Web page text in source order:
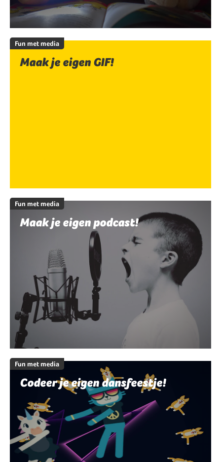
Fun met media
Maak je eigen GIF!
Fun met media
Maak je eigen podcast!
Fun met media
Codeer je eigen dansfeestje!